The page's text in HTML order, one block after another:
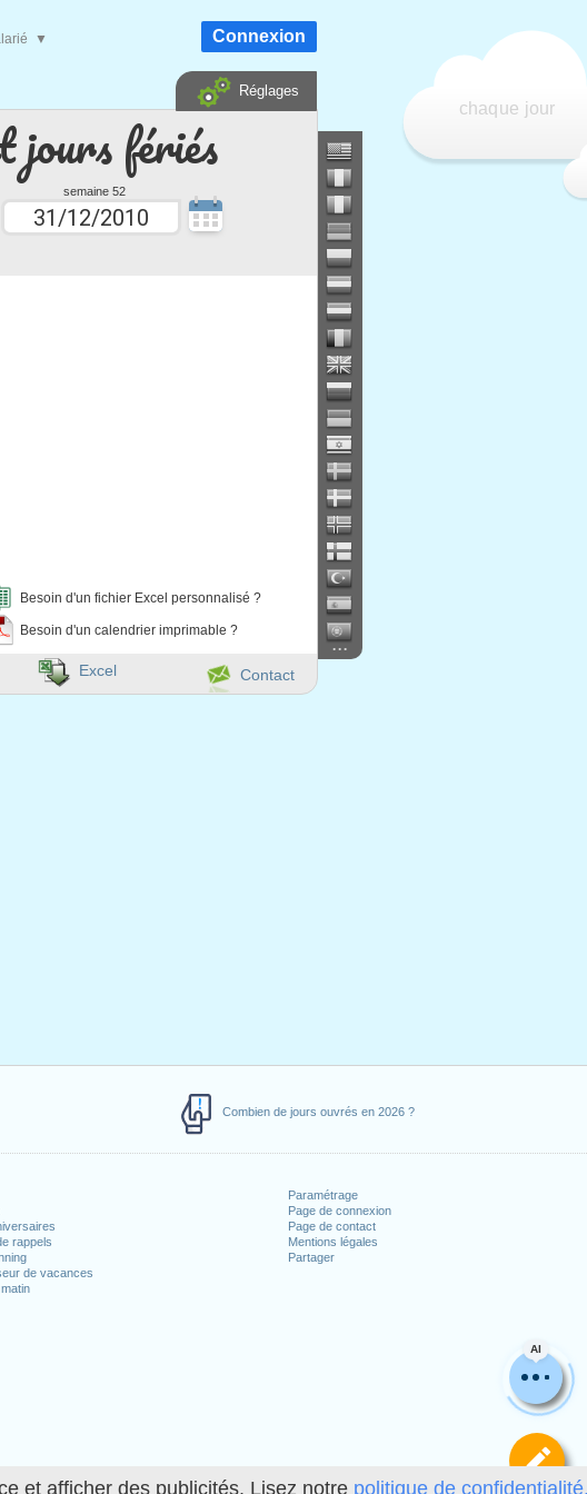
et afficher des publicités. Lisez notre politique de
Combien de jours ouvrés en 2026 ?
rappels
de vacances
Paramétrage
Page de connexion
Page de contact
Mentions légales
Partager
jours fériés
semaine 52
Besoin d'un fichier Excel personnalisé ?
Besoin d'un calendrier imprimable ?
AI
chaque jour
▼ Connexion
Réglages
...
Contact
Excel